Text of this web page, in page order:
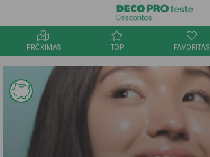
PRÓXIMAS TOP FAVORITAS
Inquérito
Informação Link Mágico